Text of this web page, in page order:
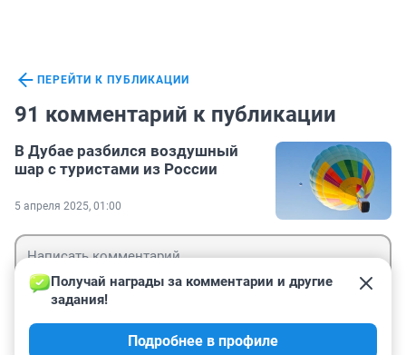
ПЕРЕЙТИ К ПУБЛИКАЦИИ
91 комментарий к публикации
В Дубае разбился воздушный
шар с туристами из России
5 апреля 2025, 01:00
Получай награды за комментарии и другие
задания!
Подробнее в профиле